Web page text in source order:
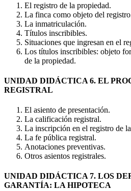
El registro de la propiedad.
La finca como objeto del
La inmatriculación.
Títulos inscribibles.
Situaciones que ingresan en el
Los títulos inscribibles: objeto
de la propiedad.
UNIDAD DIDÁCTICA 6. EL
REGISTRAL
El asiento de presentación.
La calificación registral.
La inscripción en el registro de
La fe pública registral.
Anotaciones preventivas.
Otros asientos registrales.
UNIDAD DIDÁCTICA 7. LOS
GARANTÍA: LA HIPOTECA